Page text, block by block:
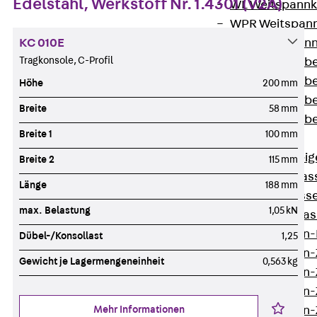
WL
WPR
WLR
Steigetrassen
Zurück
STU
ST
LGG
Steigetrassen-
Steigetrassen-
Edelstahl, Werkstoff Nr. 1.4301 (V2A)
KC 010E
Tragkonsole, C-Profil
Höhe 200 mm
Breite 58 mm
Breite 1 100 mm
Breite 2 115 mm
Länge 188 mm
max. Belastung 1,05 kN
Dübel-/Konsollast 1,25
Gewicht je Lagermengeneinheit 0,563 kg
Mehr Informationen